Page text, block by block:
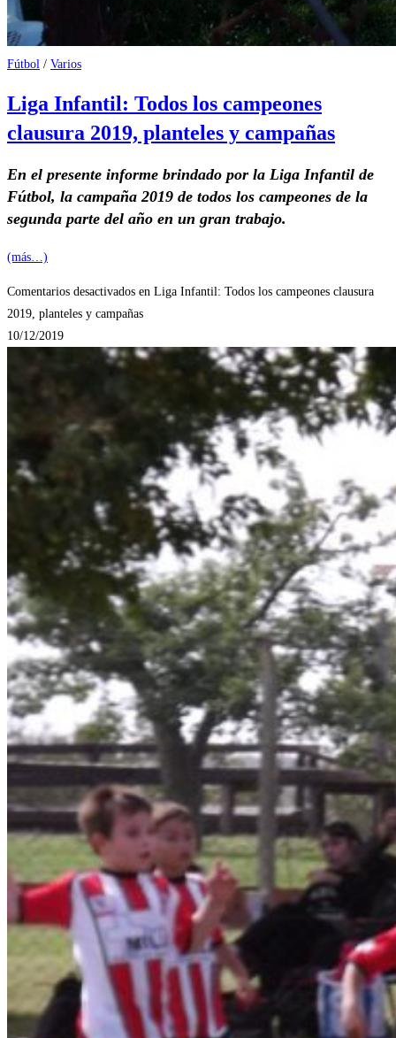
Fútbol / Varios
Liga Infantil: Todos los campeones
clausura 2019, planteles y campañas
En el presente informe brindado por la Liga Infantil de
Fútbol, la campaña 2019 de todos los campeones de la
segunda parte del año en un gran trabajo.
(más…)
Comentarios desactivados en Liga Infantil: Todos los campeones clausura
2019, planteles y campañas
10/12/2019